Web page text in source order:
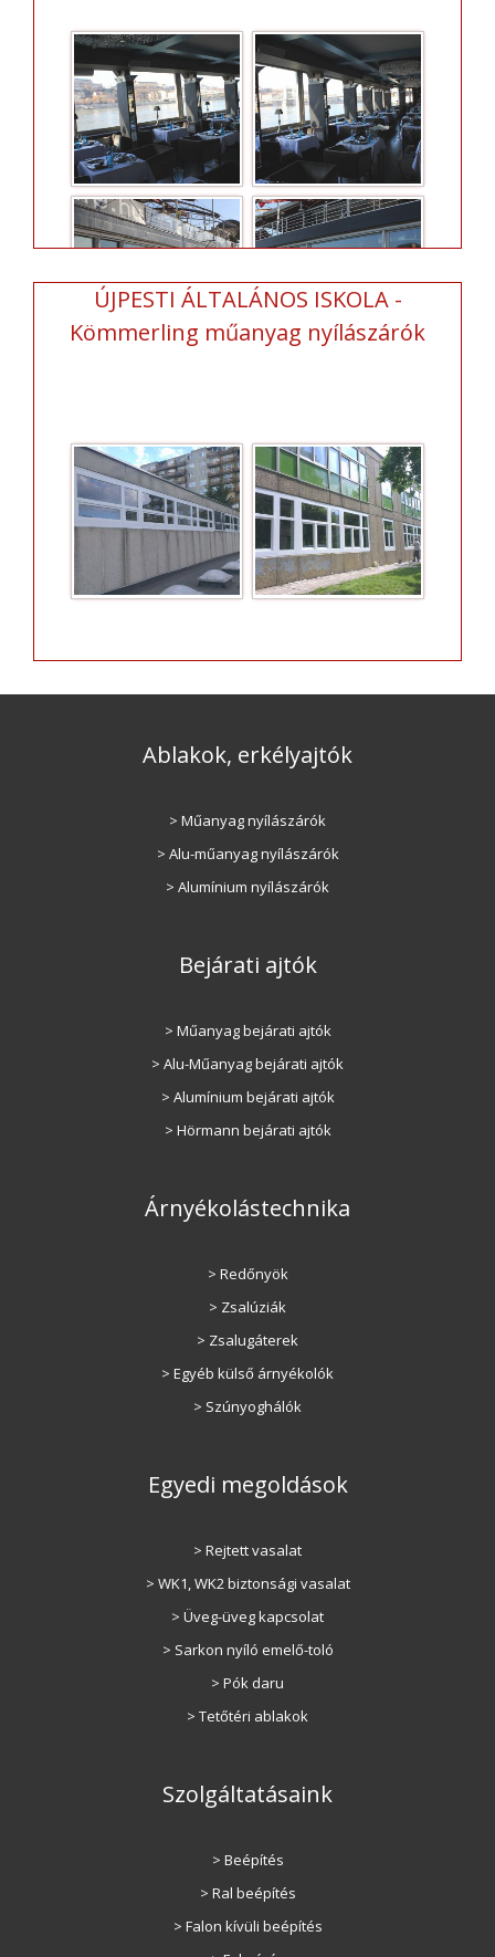
ÚJPESTI ÁLTALÁNOS ISKOLA -
Kömmerling műanyag nyílászárók
Ablakok, erkélyajtók
> Műanyag nyílászárók
> Alu-műanyag nyílászárók
> Alumínium nyílászárók
Bejárati ajtók
> Műanyag bejárati ajtók
> Alu-Műanyag bejárati ajtók
> Alumínium bejárati ajtók
> Hörmann bejárati ajtók
Árnyékolástechnika
> Redőnyök
> Zsalúziák
> Zsalugáterek
> Egyéb külső árnyékolók
> Szúnyoghálók
Egyedi megoldások
> Rejtett vasalat
> WK1, WK2 biztonsági vasalat
> Üveg-üveg kapcsolat
> Sarkon nyíló emelő-toló
> Pók daru
> Tetőtéri ablakok
Szolgáltatásaink
> Beépítés
> Ral beépítés
> Falon kívüli beépítés